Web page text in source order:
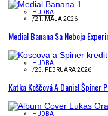
HUDBA
/21. MÁJA 2026
Medial Banana Sa Neboja
HUDBA
/25. FEBRUÁRA 2026
Katka Koščová A Daniel Špiner
HUDBA